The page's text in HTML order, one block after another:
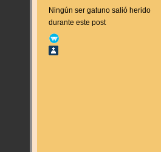
Ningún ser gatuno salió herido
durante este post